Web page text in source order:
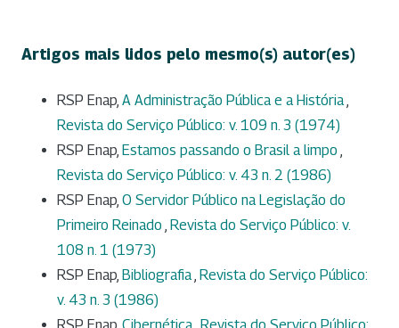
Artigos mais lidos pelo mesmo(s) autor(es)
RSP Enap, A Administração Pública e a História
Revista do Serviço Público: v. 109 n. 3 (1974)
RSP Enap, Estamos passando o Brasil a limpo
Revista do Serviço Público: v. 43 n. 2 (1986)
RSP Enap, O Servidor Público na Legislação do
Primeiro Reinado Revista do Serviço Público: v.
108 n. 1 (1973)
RSP Enap, Bibliografia Revista do Serviço Público:
v. 43 n. 3 (1986)